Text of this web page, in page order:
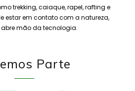
trekking, caiaque, rapel, rafting e
estar em contato com a natureza,
mão da tecnologia.
Parte